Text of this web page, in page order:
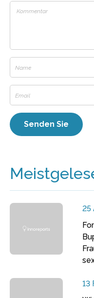
25
13